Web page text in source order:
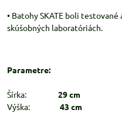
• Batohy SKATE boli
skúšobných laboratóriách.
Parametre:
Šírka: 29 cm
Výška:
43 cm